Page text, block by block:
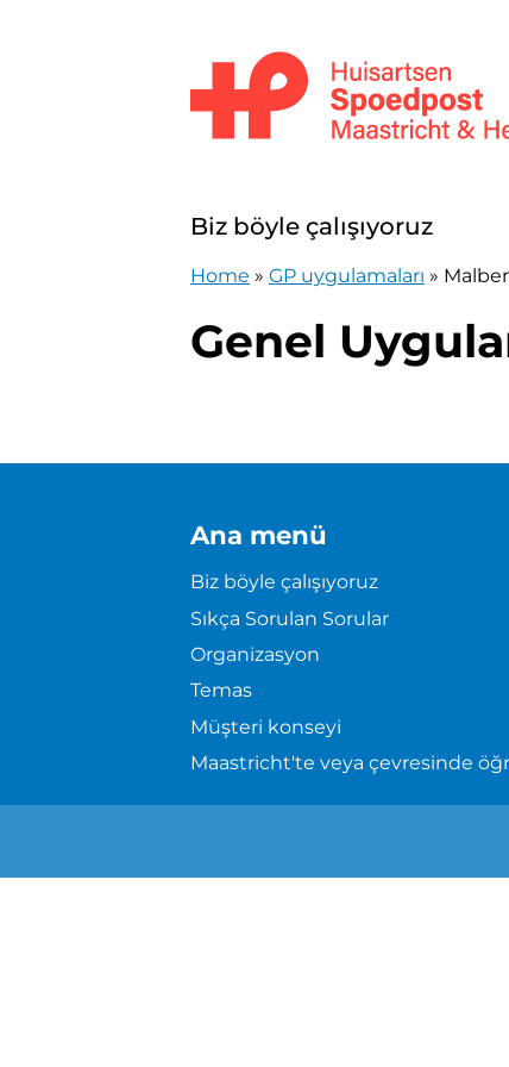
Biz böyle çalışıyoruz
Home » GP uygulamaları »
Genel
Ana menü
Biz böyle çalışıyoruz
Sıkça Sorulan Sorular
Organizasyon
Temas
Müşteri konseyi
Maastricht'te veya çevresinde